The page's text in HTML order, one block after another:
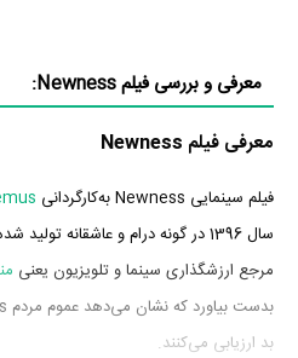
معرفی و بررسی فیلم Newness:
معرفی فیلم Newness
فیلم سینمایی Newness به‌کارگردانی
مرجع ارزشگذاری سینما و تلویزیون یعنی
بد ارزیابی می‌کنند.